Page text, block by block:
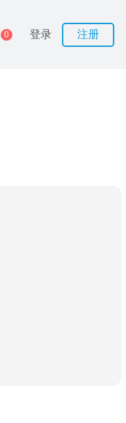
0 登录 注册